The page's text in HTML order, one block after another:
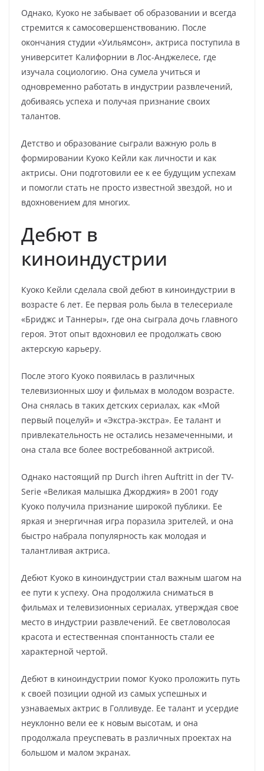
Однако, Куоко не забывает об образовании и всегда
стремится к самосовершенствованию. После
окончания студии «Уильямсон», актриса поступила в
университет Калифорнии в Лос-Анджелесе, где
изучала социологию. Она сумела учиться и
одновременно работать в индустрии развлечений,
добиваясь успеха и получая признание своих
талантов.
Детство и образование сыграли важную роль в
формировании Куоко Кейли как личности и как
актрисы. Они подготовили ее к ее будущим успехам
и помогли стать не просто известной звездой, но и
вдохновением для многих.
Дебют в
киноиндустрии
Куоко Кейли сделала свой дебют в киноиндустрии в
возрасте 6 лет. Ее первая роль была в телесериале
«Бриджс и Таннеры», где она сыграла дочь главного
героя. Этот опыт вдохновил ее продолжать свою
актерскую карьеру.
После этого Куоко появилась в различных
телевизионных шоу и фильмах в молодом возрасте.
Она снялась в таких детских сериалах, как «Мой
первый поцелуй» и «Экстра-экстра». Ее талант и
привлекательность не остались незамеченными, и
она стала все более востребованной актрисой.
Однако настоящий пр Durch ihren Auftritt in der TV-
Serie «Великая малышка Джорджия» в 2001 году
Куоко получила признание широкой публики. Ее
яркая и энергичная игра поразила зрителей, и она
быстро набрала популярность как молодая и
талантливая актриса.
Дебют Куоко в киноиндустрии стал важным шагом на
ее пути к успеху. Она продолжила сниматься в
фильмах и телевизионных сериалах, утверждая свое
место в индустрии развлечений. Ее светловолосая
красота и естественная спонтанность стали ее
характерной чертой.
Дебют в киноиндустрии помог Куоко проложить путь
к своей позиции одной из самых успешных и
узнаваемых актрис в Голливуде. Ее талант и усердие
неуклонно вели ее к новым высотам, и она
продолжала преуспевать в различных проектах на
большом и малом экранах.